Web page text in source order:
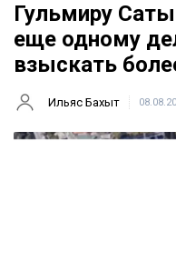
Гульмиру
еще одному
взыскать
Ильяс Бахыт